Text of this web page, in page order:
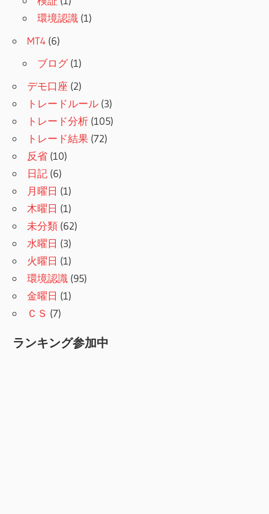
環境認識 (1)
MT4 (6)
ブログ(1)
デモ口座 (2)
トレードルール (3)
トレード分析 (105)
トレード結果 (72)
反省 (10)
日記 (6)
月曜日 (1)
木曜日 (1)
未分類 (62)
水曜日 (3)
火曜日 (1)
環境認識 (95)
金曜日 (1)
ＣＳ (7)
ランキング参加中